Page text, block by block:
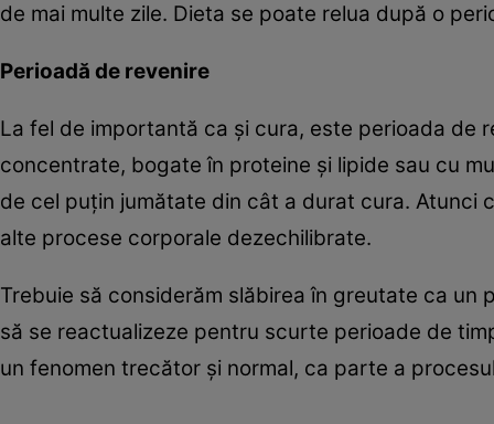
de mai multe zile. Dieta se poate relua după o
Perioadă de revenire
La fel de importantă ca şi cura, este perioada de
concentrate, bogate în proteine şi lipide sau cu
de cel puţin jumătate din cât a durat cura. Atunci
alte procese corporale dezechilibrate.
Trebuie să considerăm slăbirea în greutate ca
să se reactualizeze pentru scurte perioade de
un fenomen trecător şi normal, ca parte a